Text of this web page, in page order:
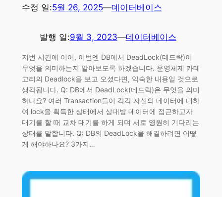
수정 일:5월 26, 2025—데이터베이스
발행 일:9월 3, 2023—데이터베이스
저번 시간에 이어, 이번엔 DB에서 DeadLock(데드락)이
무엇을 의미하는지 알아보도록 하겠습니다. 운영체제 카테
고리의 Deadlock을 보고 오셨다면, 익숙한 내용일 것으로
생각됩니다. Q: DB에서 DeadLock(데드락)은 무엇을 의미
하나요? 여러 Transaction들이 각각 자신의 데이터에 대하
여 lock을 획득한 상태에서 상대방 데이터에 접근하고자
대기를 할 때 교차 대기를 하게 되며 서로 영원히 기다리는
상태를 말합니다. Q: DB의 DeadLock을 해결하려면 어떻
게 해야하나요? 3가지…